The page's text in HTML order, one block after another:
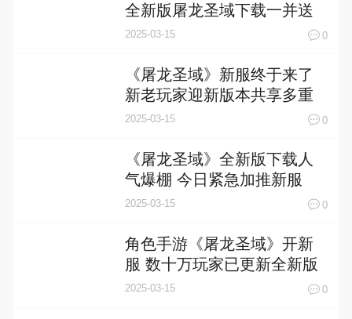
全新版屠龙圣域下载一并送
上
2025-03-15 0
《屠龙圣域》新服终于来了
新老玩家迎新版本共享多重
礼遇
2025-03-15 0
《屠龙圣域》全新版下载人
气爆棚 今日紧急加推新服
2025-03-15 0
角色手游《屠龙圣域》开新
服 数十万玩家已更新全新版
2025-03-15 0